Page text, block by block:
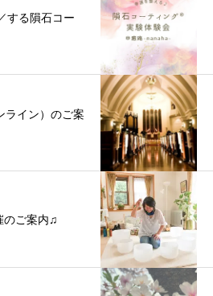
する隕石コー
ライン）のご案
のご案内♫